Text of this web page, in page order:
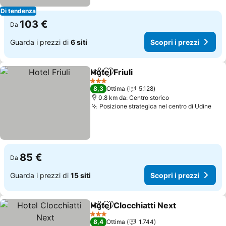
Di tendenza
Da 103 €
Guarda i prezzi di 6 siti Scopri i prezzi
CondividiAggiungi ai preferiti
Hotel Friuli
3 Stelle
8,3 Ottima
5.128
0.8 km da: Centro storico
Posizione strategica nel centro di Udine
Da 85 €
Guarda i prezzi di 15 siti Scopri i prezzi
CondividiAggiungi ai preferiti
Hotel Clocchiatti Next
3 Stelle
8,4 Ottima
1.744